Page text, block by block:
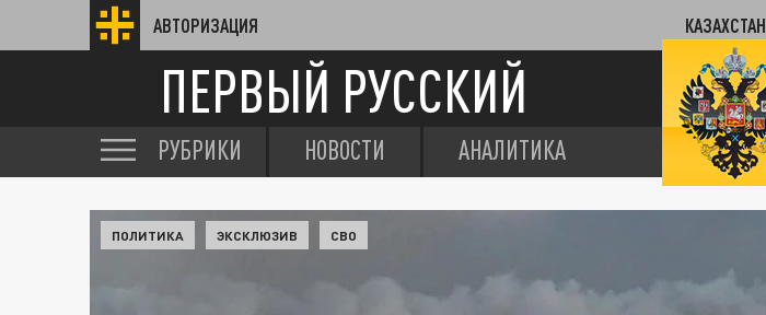
АВТОРИЗАЦИЯ КАЗАХСТАН
ПЕРВЫЙ РУССКИЙ
РУБРИКИ НОВОСТИ АНАЛИТИКА
ПОЛИТИКА ЭКСКЛЮЗИВ СВО